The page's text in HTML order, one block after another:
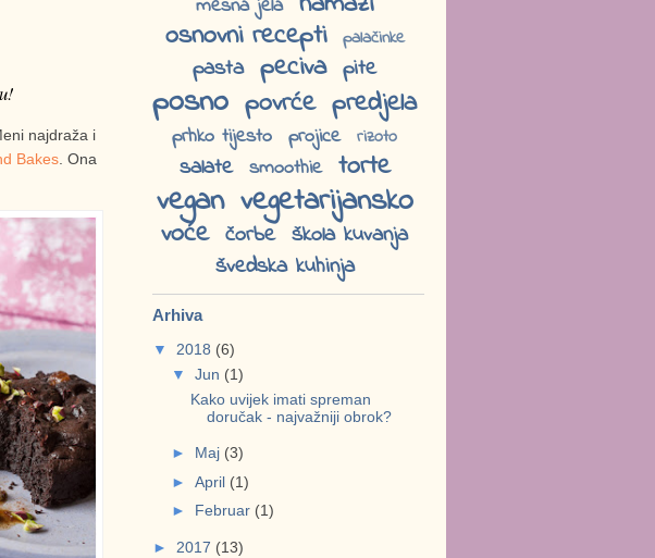
najdraža i
Bakes. Ona
mesna jela
osnovni recepti
palačinke
pasta peciva pite
posno povrće predjela
prhko tijesto projice rizoto
salate smoothie torte
vegan vegetarijansko
voće čorbe škola kuvanja
švedska kuhinja
Arhiva
▼ 2018 (6)
▼ Jun (1)
Kako uvijek imati spreman
doručak - najvažniji obrok?
► Maj (3)
► April (1)
► Februar (1)
► 2017 (13)